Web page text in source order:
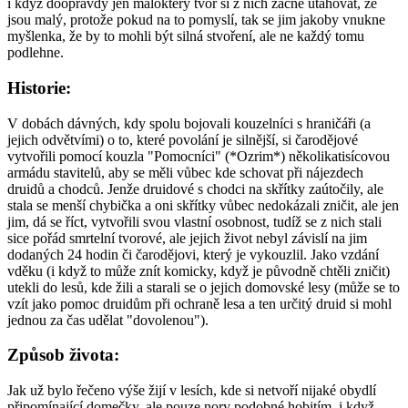
i když doopravdy jen málokterý tvor si z nich začne utahovat, že
jsou malý, protože pokud na to pomyslí, tak se jim jakoby vnukne
myšlenka, že by to mohli být silná stvoření, ale ne každý tomu
podlehne.
Historie:
V dobách dávných, kdy spolu bojovali kouzelníci s hraničáři (a
jejich odvětvími) o to, které povolání je silnější, si čarodějové
vytvořili pomocí kouzla "Pomocníci" (*Ozrim*) několikatisícovou
armádu stavitelů, aby se měli vůbec kde schovat při nájezdech
druidů a chodců. Jenže druidové s chodci na skřítky zaútočily, ale
stala se menší chybička a oni skřítky vůbec nedokázali zničit, ale jen
jim, dá se říct, vytvořili svou vlastní osobnost, tudíž se z nich stali
sice pořád smrtelní tvorové, ale jejich život nebyl závislí na jim
dodaných 24 hodin či čarodějovi, který je vykouzlil. Jako vzdání
vděku (i když to může znít komicky, když je původně chtěli zničit)
utekli do lesů, kde žili a starali se o jejich domovské lesy (může se to
vzít jako pomoc druidům při ochraně lesa a ten určitý druid si mohl
jednou za čas udělat "dovolenou").
Způsob života:
Jak už bylo řečeno výše žijí v lesích, kde si netvoří nijaké obydlí